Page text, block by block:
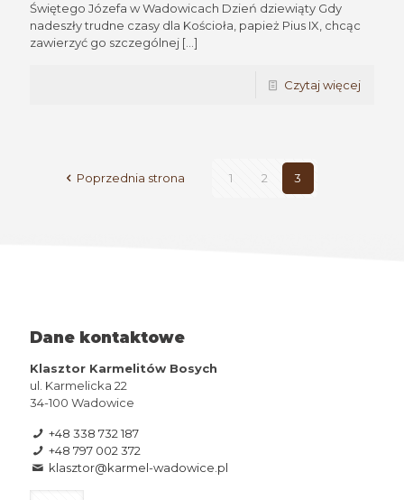
Świętego Józefa w Wadowicach Dzień dziewiąty Gdy
nadeszły trudne czasy dla Kościoła, papież Pius IX, chcąc
zawierzyć go szczególnej […]
Czytaj więcej
Poprzednia strona 1 2 3
Dane kontaktowe
Klasztor Karmelitów Bosych
ul. Karmelicka 22
34-100 Wadowice
+48 338 732 187
+48 797 002 372
klasztor@karmel-wadowice.pl